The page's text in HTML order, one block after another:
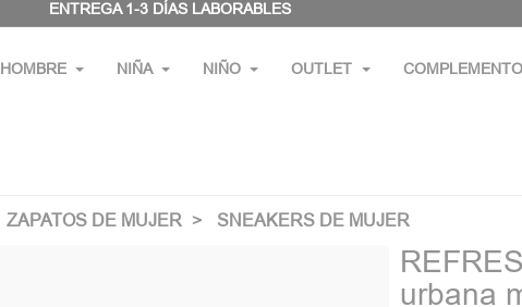
ENTREGA 1-3 DÍAS LABORABLES
HOMBRE NIÑA NIÑO OUTLET
ZAPATOS DE MUJER SNEAKERS DE MUJER
urbana